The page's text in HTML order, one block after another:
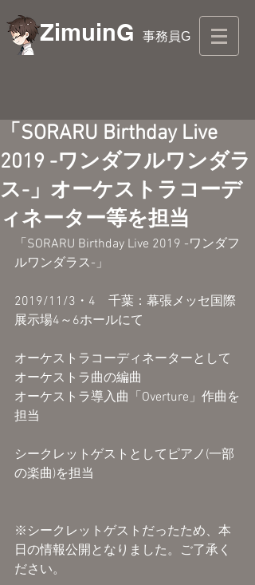
ZimuinG 事務員G
「SORARU Birthday Live
2019 -ワンダフルワンダラ
ス-」オーケストラコーデ
ィネーター等を担当
「SORARU Birthday Live 2019 -ワンダフ
ルワンダラス-」
2019/11/3・4　千葉：幕張メッセ国際
展示場4～6ホールにて
オーケストラコーディネーターとして
オーケストラ曲の編曲
オーケストラ導入曲「Overture」作曲を
担当
シークレットゲストとしてピアノ(一部
の楽曲)を担当
※シークレットゲストだったため、本
日の情報公開となりました。ご了承く
ださい。